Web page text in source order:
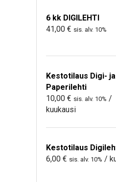
6 kk DIGILEHTI
41,00 € sis. alv. 10%
Kestotilaus Digi- ja
Paperilehti
10,00 € sis. alv. 10% /
kuukausi
Kestotilaus
6,00 € sis. alv. 10% /